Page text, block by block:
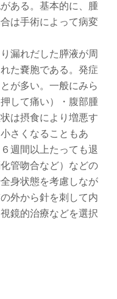
ある。基本的に、腫
は手術によって病変
漏れだした膵液が周
た嚢胞である。発症
が多い。一般にみら
して痛い）・腹部腫
は摂食により増悪す
さくなることもあ
週間以上たっても退
管吻合など）などの
身状態を考慮しなが
外から針を刺して内
鏡的治療などを選択